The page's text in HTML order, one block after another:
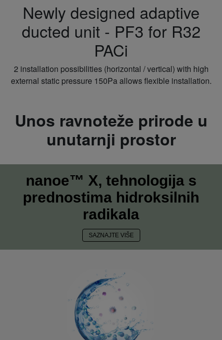
Newly designed adaptive
ducted unit - PF3 for R32
PACi
2 installation possibilities (horizontal / vertical) with high
external static pressure 150Pa allows flexible installation.
Unos ravnoteže prirode u
unutarnji prostor
nanoe™ X, tehnologija s
prednostima hidroksilnih
radikala
SAZNAJTE VIŠE